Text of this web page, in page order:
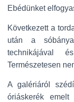
Ebédünket
Következett a
után a
technikájával
Természetesen
A galériáról
óriáskerék